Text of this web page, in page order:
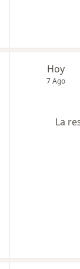
Hoy
7 Ago
La